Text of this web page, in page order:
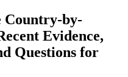
Country-by-
Evidence,
Questions for